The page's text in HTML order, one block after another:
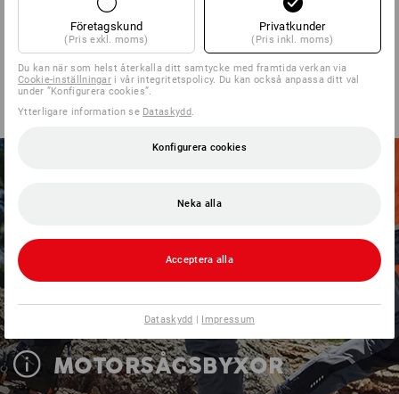
MOTORSÅGSBYXOR
Företagskund
(Pris exkl. moms)
Privatkunder
(Pris inkl. moms)
Du kan när som helst återkalla ditt samtycke med framtida verkan via
Cookie-inställningar i vår integritetspolicy. Du kan också anpassa ditt val
under ”Konfigurera cookies”.
Ytterligare information se Dataskydd.
Konfigurera cookies
Neka alla
Acceptera alla
Dataskydd | Impressum